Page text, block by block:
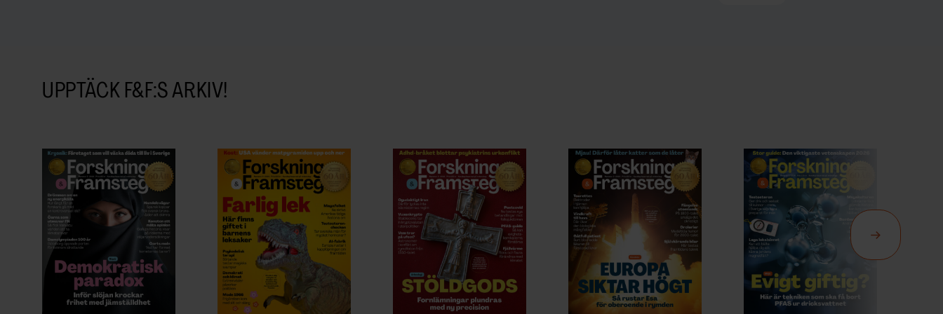
hjärninflammation. Ju tidigare man kan sätta in behandling som
Berättat av ST-läkare Jessica Johansson-Lindgren, verksam vid
Närsjukvårdskliniken, Hässleholms sjukhus, för Lotta Fredholm,
vetenskapsjournalist.
Läs om fler komplicerade fall
Klicka härför att komma till artikelserien Fallet
UPPTÄCK F&F:S ARKIV!